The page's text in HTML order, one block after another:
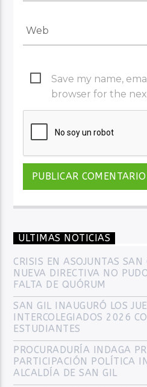
Save my name,
browser for the
ULTIMAS NOTICIAS
CRISIS EN ASOJUNTAS SAN
NUEVA DIRECTIVA NO
FALTA DE QUÓRUM
SAN GIL INAUGURÓ LOS
INTERCOLEGIADOS 2026
ESTUDIANTES
PROCURADURÍA INDAGA
PARTICIPACIÓN POLÍTICA
ALCALDÍA DE SAN GIL